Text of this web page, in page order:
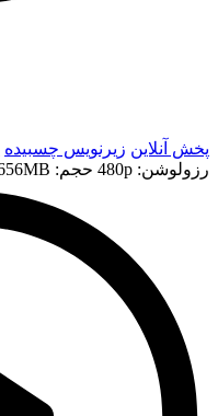
پخش آنلاین زیرنویس چسبیده
رزولوشن: 480p
حجم: 656MB